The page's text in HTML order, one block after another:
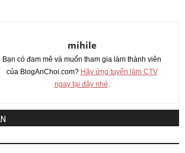
mihile
Bạn có đam mê và muốn tham gia làm thành viên
của BlogAnChoi.com? Hãy ứng tuyển làm CTV
ngay tại đây nhé.